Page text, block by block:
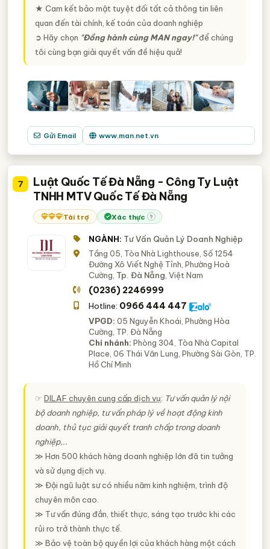
★ Cam kết bảo mật tuyệt đối tất cả thông tin liên
quan đến tài chính, kế toán của doanh nghiệp
➲ Hãy chọn "Đồng hành cùng MAN ngay!"để chúng
tôi cùng bạn giải quyết vấn đề hiệu quả!
Gửi Email www.man.net.vn
7
Luật Quốc Tế Đà Nẵng - Công Ty Luật
TNHH MTV Quốc Tế Đà Nẵng
Tài trợ Xác thực ?
NGÀNH: Tư Vấn Quản Lý Doanh Nghiệp
Tầng 05, Tòa Nhà Lighthouse, Số 1254
Đường Xô Viết Nghệ Tỉnh, Phường Hoà
Cường, Tp. Đà Nẵng , Việt Nam
(0236) 2246999
Hotline: 0966 444 447
VPGD: 05 Nguyễn Khoái, Phường Hòa
Cường, TP. Đà Nẵng
Chi nhánh: Phòng 304, Tòa Nhà Capital
Place, 06 Thái Văn Lung, Phường Sài Gòn, TP.
Hồ Chí Minh
☞ DILAF chuyên cung cấp dịch vụ: Tư vấn quản lý nội
bộ doanh nghiệp, tư vấn pháp lý về hoạt động kinh
doanh, thủ tục giải quyết tranh chấp trong doanh
nghiệp,..
≫ Hơn 500 khách hàng doanh nghiệp lớn đã tin tưởng
và sử dụng dịch vụ.
≫ Đội ngũ luật sư có nhiều năm kinh nghiệm, trình độ
chuyên môn cao.
≫ Tư vấn đúng đắn, thiết thực, sáng tạo trước khi các
rủi ro trở thành thực tế.
≫ Bảo vệ toàn bộ quyền lợi của khách hàng một cách